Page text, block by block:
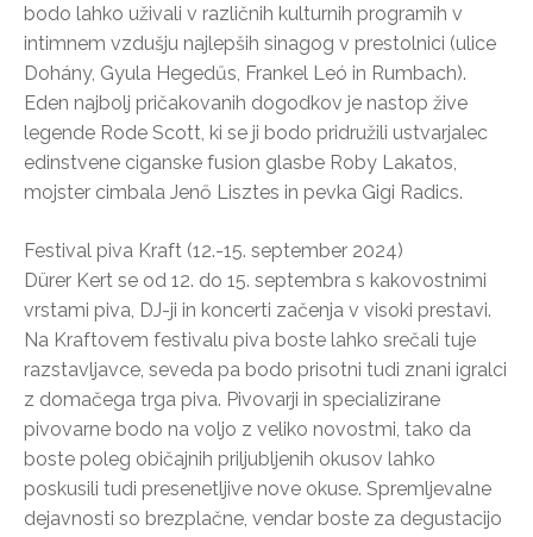
bodo lahko uživali v različnih kulturnih programih v
intimnem vzdušju najlepših sinagog v prestolnici (ulice
Dohány, Gyula Hegedűs, Frankel Leó in Rumbach).
Eden najbolj pričakovanih dogodkov je nastop žive
legende Rode Scott, ki se ji bodo pridružili ustvarjalec
edinstvene ciganske fusion glasbe Roby Lakatos,
mojster cimbala Jenő Lisztes in pevka Gigi Radics.
Festival piva Kraft (12.-15. september 2024)
Dürer Kert se od 12. do 15. septembra s kakovostnimi
vrstami piva, DJ-ji in koncerti začenja v visoki prestavi.
Na Kraftovem festivalu piva boste lahko srečali tuje
razstavljavce, seveda pa bodo prisotni tudi znani igralci
z domačega trga piva. Pivovarji in specializirane
pivovarne bodo na voljo z veliko novostmi, tako da
boste poleg običajnih priljubljenih okusov lahko
poskusili tudi presenetljive nove okuse. Spremljevalne
dejavnosti so brezplačne, vendar boste za degustacijo